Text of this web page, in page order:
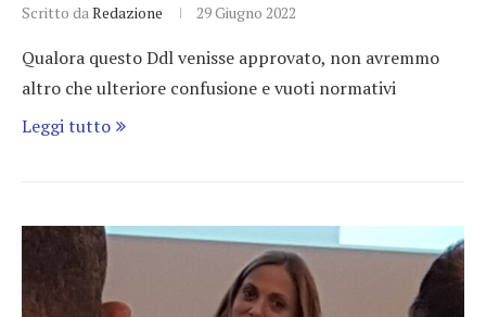
Scritto da Redazione 29 Giugno 2022
Qualora questo Ddl venisse approvato, non avremmo
altro che ulteriore confusione e vuoti normativi
Leggi tutto